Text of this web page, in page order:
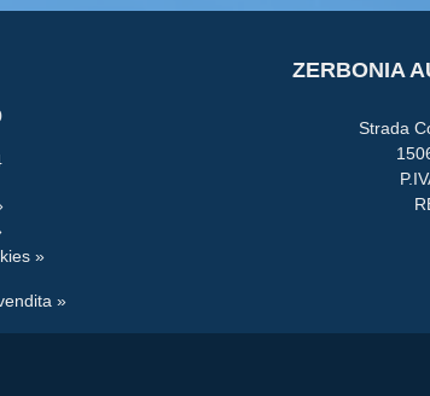
»
»
ZERBONIA
Strada